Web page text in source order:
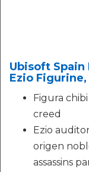
Ubisoft Spain
Ezio Figurine,
Figura
creed
Ezio
origen
assassins